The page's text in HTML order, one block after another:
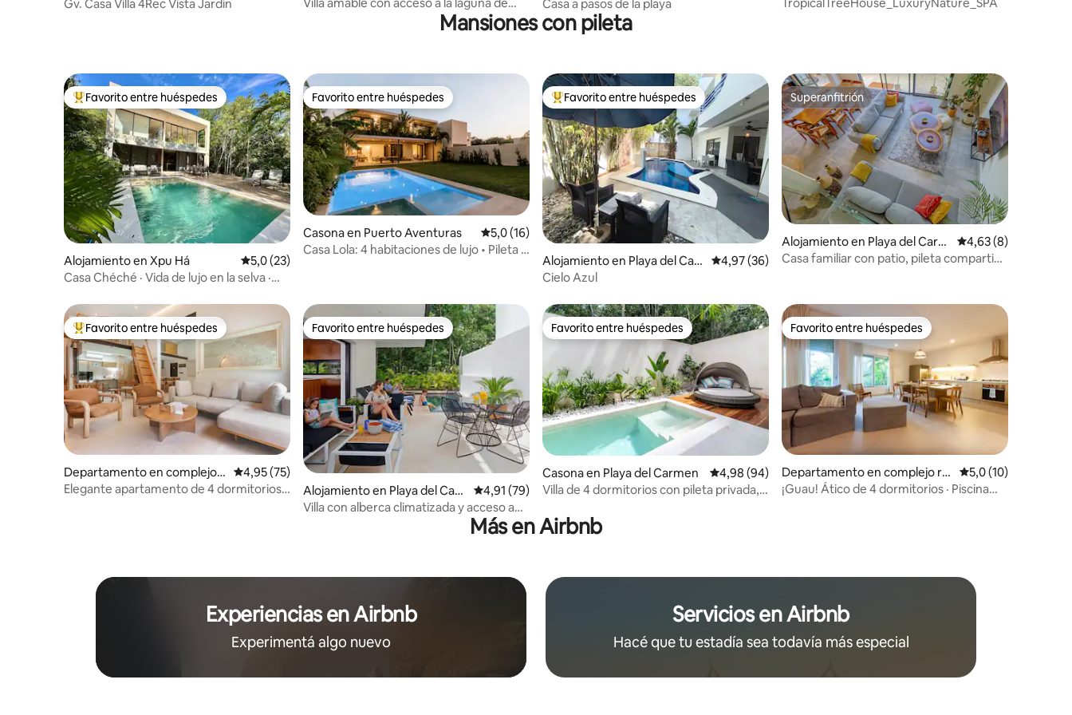
Gv. Casa Villa 4Rec Vista Jardin
Villa amable con acceso a la laguna de
Casa a pasos de la playa
TropicalTreeHouse_LuxuryNature_SPA
Mansiones con pileta
Favorito entre los huéspedes más destacados
Favorito entre huéspedes
Alojamiento en Xpu Há Calificación promedio: 5,0 de 5. 23 evaluaciones
5,0 (23)
Casa Chéché · Vida de lujo en la selva ·
Favorito entre huéspedes
Favorito entre huéspedes
Casona en Puerto Aventuras Calificación promedio: 5,0 de 5. 16 evaluaciones
5,0 (16)
Casa Lola: 4 habitaciones de lujo • Pileta •
Favorito entre los huéspedes más destacados
Favorito entre huéspedes
Alojamiento en Playa del Car
men
Calificación promedio: 4,97 de 5. 36 evaluaciones
4,97 (36)
Cielo Azul
Superanfitrión
Superanfitrión
Alojamiento en Playa del Carm
en
Calificación
4,63 (8)
Casa familiar con patio, pileta compartida
Favorito entre los huéspedes más destacados
Favorito entre huéspedes
Departamento en complejo r
esidencial en Gonzalo Guerre
Calificación promedio: 4,95 de 5. 75 evaluaciones
4,95 (75)
Elegante apartamento de 4 dormitorios:
Favorito entre huéspedes
Favorito entre huéspedes
Alojamiento en Playa del Car
men
Calificación promedio: 4,91 de 5. 79 evaluaciones
4,91 (79)
Villa con alberca climatizada y acceso a
Favorito entre huéspedes
Favorito entre huéspedes
Casona en Playa del Carmen Calificación promedio: 4,98 de 5. 94 evaluaciones
4,98 (94)
Villa de 4 dormitorios con pileta privada, a
Favorito entre huéspedes
Favorito entre huéspedes
Departamento en complejo re
sidencial en Centro
Calificación
5,0 (10)
¡Guau! Ático de 4 dormitorios · Piscina
Más en Airbnb
Experiencias en Airbnb
Experimentá algo nuevo
Servicios en Airbnb
Hacé que tu estadía sea todavía más especial